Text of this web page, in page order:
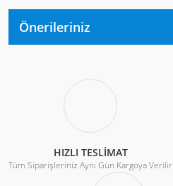
Önerileriniz
HIZLI TESLİMAT
Tüm Siparişleriniz Aynı Gün Kargoya Verilir